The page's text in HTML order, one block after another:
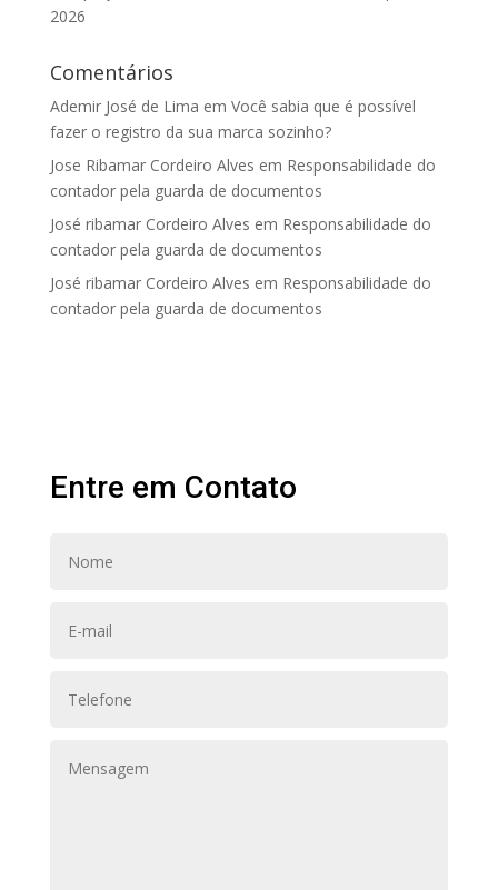
2026
Comentários
Ademir José de Lima em Você sabia que é possível
fazer o registro da sua marca sozinho?
Jose Ribamar Cordeiro Alves em Responsabilidade do
contador pela guarda de documentos
José ribamar Cordeiro Alves em Responsabilidade do
contador pela guarda de documentos
José ribamar Cordeiro Alves em Responsabilidade do
contador pela guarda de documentos
Entre em Contato